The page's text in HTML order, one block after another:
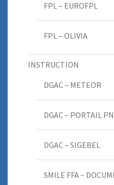
FPL – EUROFPL
FPL – OLIVIA
INSTRUCTION
DGAC – METEOR
DGAC – PORTAIL PN
DGAC – SIGEBEL
SMILE FFA –